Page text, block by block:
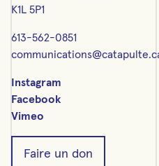
K1L 5P1
613-562-0851
Instagram
Facebook
Vimeo
Faire un don